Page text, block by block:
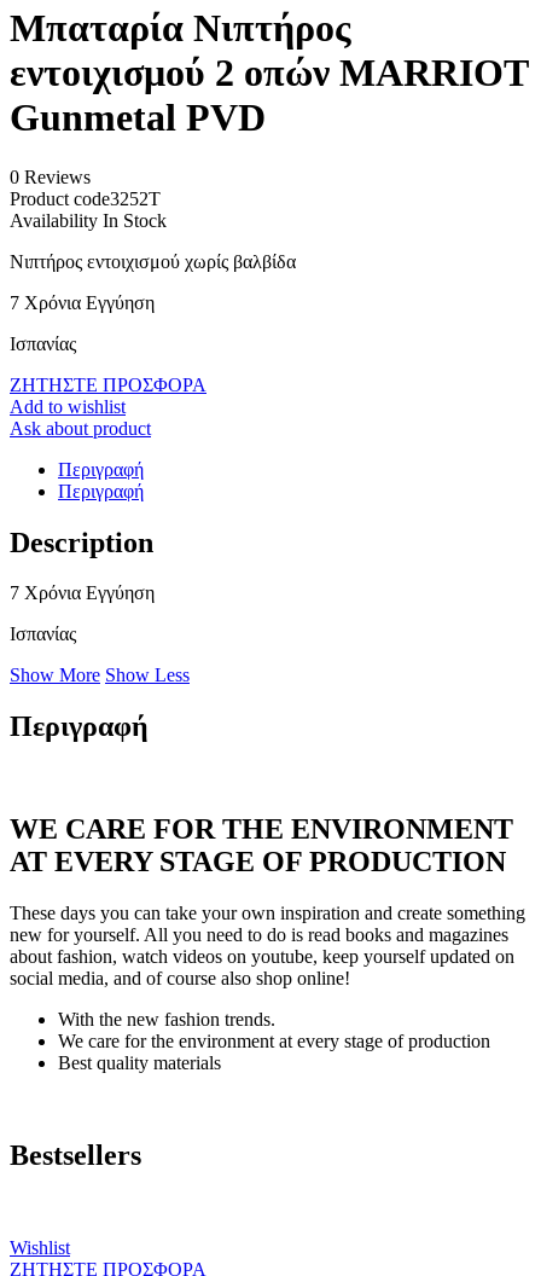
Μπαταρία Νιπτήρος
εντοιχισμού 2 οπών MARRIOT
Gunmetal PVD
0 Reviews
Product code3252T
Availability In Stock
Νιπτήρος εντοιχισμού χωρίς βαλβίδα
7 Χρόνια Εγγύηση
Ισπανίας
ΖΗΤΗΣΤΕ ΠΡΟΣΦΟΡΑ
Add to wishlist
Ask about product
Περιγραφή
Περιγραφή
Description
7 Χρόνια Εγγύηση
Ισπανίας
Show More Show Less
Περιγραφή
WE CARE FOR THE ENVIRONMENT
AT EVERY STAGE OF PRODUCTION
These days you can take your own inspiration and create something
new for yourself. All you need to do is read books and magazines
about fashion, watch videos on youtube, keep yourself updated on
social media, and of course also shop online!
With the new fashion trends.
We care for the environment at every stage of production
Best quality materials
Bestsellers
Wishlist
ΖΗΤΗΣΤΕ ΠΡΟΣΦΟΡΑ